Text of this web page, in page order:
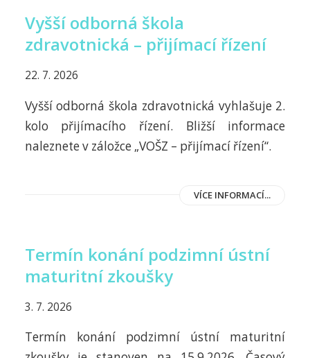
Vyšší odborná škola
zdravotnická – přijímací řízení
22. 7. 2026
Vyšší odborná škola zdravotnická vyhlašuje 2.
kolo přijímacího řízení. Bližší informace
naleznete v záložce „VOŠZ – přijímací řízení“.
VÍCE INFORMACÍ...
Termín konání podzimní ústní
maturitní zkoušky
3. 7. 2026
Termín konání podzimní ústní maturitní